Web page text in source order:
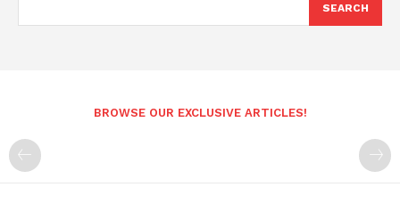
SEARCH
BROWSE OUR EXCLUSIVE ARTICLES!